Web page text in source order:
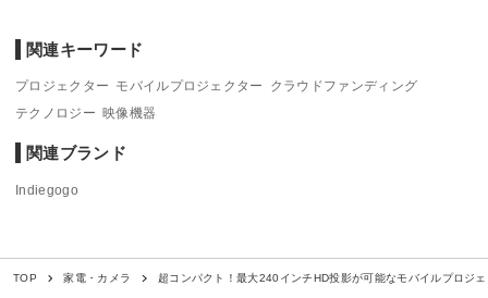
関連キーワード
プロジェクター モバイルプロジェクター
クラウドファンディング
テクノロジー 映像機器
関連ブランド
Indiegogo
TOP 家電・カメラ 超コンパクト！最大240インチHD投影が可能なモバイルプロジ